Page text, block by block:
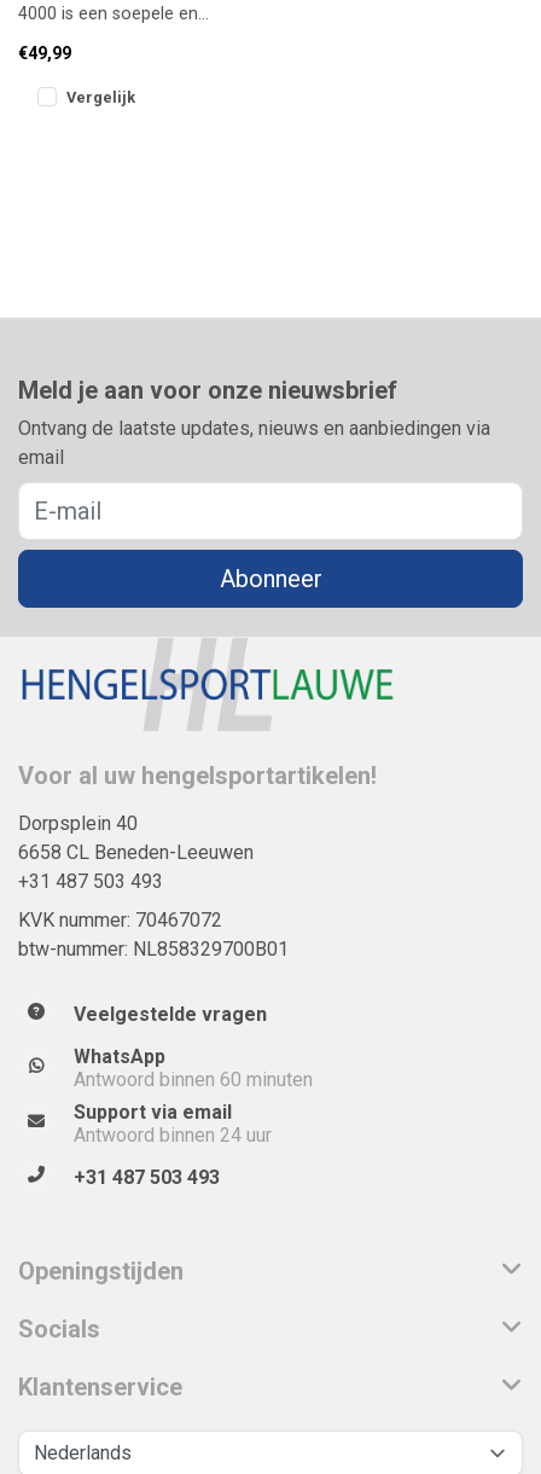
4000 is een soepele en
vrijloopmolen voor
feeder- en lichte ka
€49,99
Vergelijk
Meld je aan voor onze nieuwsbrief
Ontvang de laatste updates, nieuws en aanbiedingen via
email
Abonneer
Voor al uw hengelsportartikelen!
Dorpsplein 40
6658 CL Beneden-Leeuwen
+31 487 503 493
KVK nummer: 70467072
btw-nummer: NL858329700B01
Veelgestelde vragen
WhatsApp
Antwoord binnen 60 minuten
Support via email
Antwoord binnen 24 uur
+31 487 503 493
Openingstijden
Socials
Klantenservice